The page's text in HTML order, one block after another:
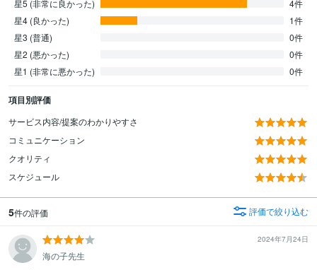
星5 (非常に良かった)
4件
星4 (良かった)
1件
星3 (普通)
0件
星2 (悪かった)
0件
星1 (非常に悪かった)
0件
項目別評価
サービス内容/提案のわかりやすさ
コミュニケーション
クオリティ
スケジュール
5件の評価 評価で絞り込む
2024年7月24日
海の子先生